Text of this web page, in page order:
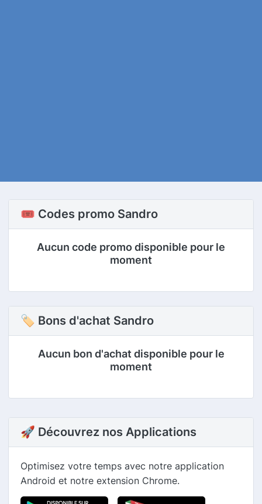
🎟️ Codes promo Sandro
Aucun code promo disponible pour le
moment
🏷 Bons d'achat Sandro
Aucun bon d'achat disponible pour le
moment
🚀 Découvrez nos Applications
Optimisez votre temps avec notre application
Android et notre extension Chrome.